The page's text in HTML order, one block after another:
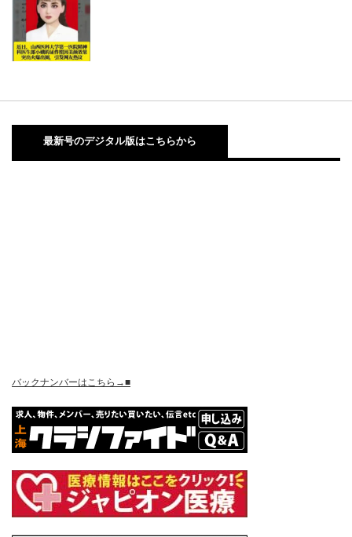
最新号のデジタル版はこちらから
バックナンバーはこちら→■